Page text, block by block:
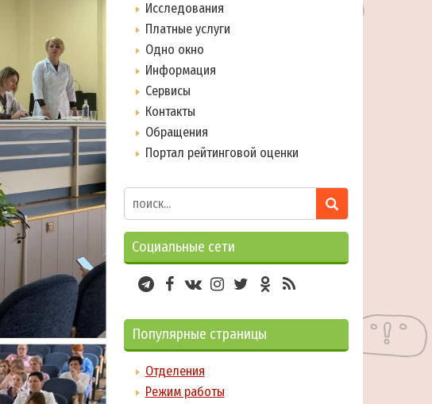
Исследования
Платные услуги
Одно окно
Информация
Сервисы
Контакты
Обращения
Портал рейтинговой оценки
Социальные сети
Популярные страницы
Отделения
Режим работы